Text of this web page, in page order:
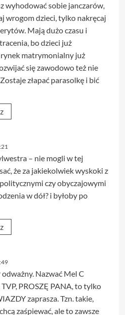
wyhodować sobie janczarów,
wrogom dzieci, tylko nakręcaj
Mają dużo czasu i
bo dzieci już
matrymonialny już
się zawodowo też nie
złapać parasolkę i bić
– nie mogli w tej
że za jakiekolwiek wyskoki z
czy obyczajowymi
w dół? i byłoby po
Nazwać Mel C
PROSZĘ PANA, to tylko
zaprasza. Tzn. takie,
zaśpiewać, ale to zawsze